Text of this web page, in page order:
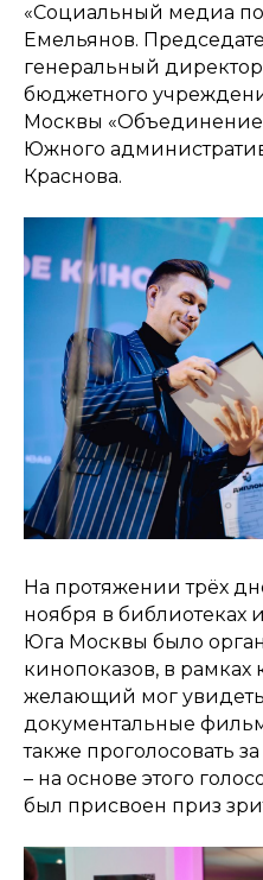
«Социальный медиа
Емельянов.
генеральный директор
бюджетного
Москвы «Объединение
Южного
Краснова.
На протяжении трёх
ноября в библиотеках
Юга Москвы было
кинопоказов, в рамках
желающий мог
документальные
также проголосовать
– на основе этого
был присвоен приз